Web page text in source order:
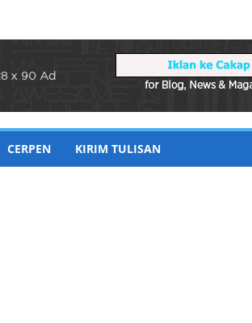
CERPEN KIRIM TULISAN